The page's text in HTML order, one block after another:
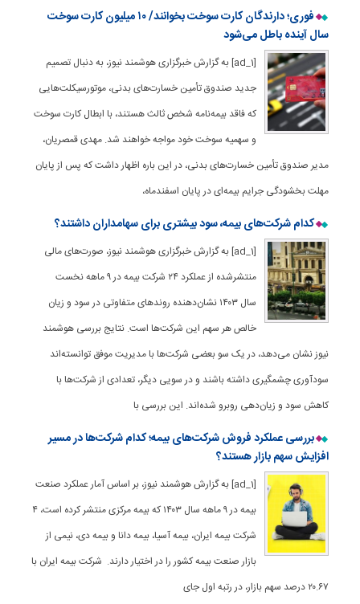
فوری؛ دارندگان کارت سوخت بخوانند/ ۱۰ میلیون کارت سوخت
سال آینده باطل می‌شود
[ad_1] به گزارش خبرگزاری هوشمند نیوز، به دنبال تصمیم
جدید صندوق تأمین خسارت‌های بدنی، موتورسیکلت‌هایی
که فاقد بیمه‌نامه شخص ثالث هستند، با ابطال کارت سوخت
و سهمیه سوخت خود مواجه خواهند شد. مهدی قمصریان،
مدیر صندوق تأمین خسارت‌های بدنی، در این باره اظهار داشت که پس از پایان
مهلت بخشودگی جرایم بیمه‌ای در پایان اسفندماه،
کدام شرکت‌های بیمه، سود بیشتری برای سهامداران داشتند؟
[ad_1] به گزارش خبرگزاری هوشمند نیوز، صورت‌های مالی
منتشرشده از عملکرد ۲۴ شرکت بیمه در ۹ ماهه نخست
سال ۱۴۰۳ نشان‌دهنده روندهای متفاوتی در سود و زیان
خالص هر سهم این شرکت‌ها است. نتایج بررسی هوشمند
نیوز نشان می‌دهد، در یک سو بعضی شرکت‌ها با مدیریت موفق توانسته‌اند
سودآوری چشمگیری داشته باشند و در سویی دیگر، تعدادی از شرکت‌ها با
کاهش سود و زیان‌دهی روبرو شده‌اند. این بررسی با
بررسی عملکرد فروش شرکت‌های بیمه؛ کدام شرکت‌ها در مسیر
افزایش سهم بازار هستند؟
[ad_1] به گزارش هوشمند نیوز، بر اساس آمار عملکرد صنعت
بیمه در ۹ ماهه سال ۱۴۰۳ که بیمه مرکزی منتشر کرده است، ۴
شرکت بیمه ایران، بیمه آسیا، بیمه دانا و بیمه دی، نیمی از
بازار صنعت بیمه کشور را در اختیار دارند. شرکت بیمه ایران با
۲۰.۶۷ درصد سهم بازار، در رتبه اول جای